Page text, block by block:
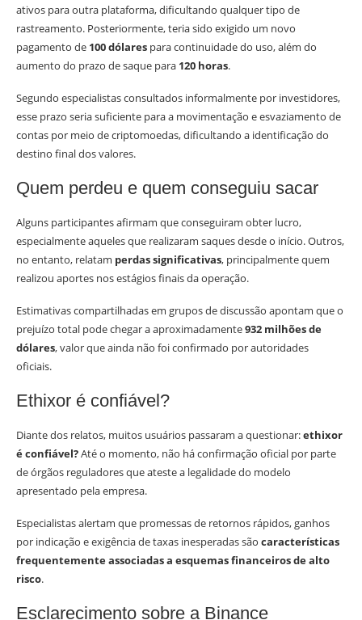
ativos para outra plataforma, dificultando qualquer tipo de
rastreamento. Posteriormente, teria sido exigido um novo
pagamento de 100 dólares para continuidade do uso, além do
aumento do prazo de saque para 120 horas.
Segundo especialistas consultados informalmente por investidores,
esse prazo seria suficiente para a movimentação e esvaziamento de
contas por meio de criptomoedas, dificultando a identificação do
destino final dos valores.
Quem perdeu e quem conseguiu sacar
Alguns participantes afirmam que conseguiram obter lucro,
especialmente aqueles que realizaram saques desde o início. Outros,
no entanto, relatam perdas significativas, principalmente quem
realizou aportes nos estágios finais da operação.
Estimativas compartilhadas em grupos de discussão apontam que o
prejuízo total pode chegar a aproximadamente932 milhões de
dólares, valor que ainda não foi confirmado por autoridades
oficiais.
Ethixor é confiável?
Diante dos relatos, muitos usuários passaram a questionar:ethixor
é confiável?Até o momento, não há confirmação oficial por parte
de órgãos reguladores que ateste a legalidade do modelo
apresentado pela empresa.
Especialistas alertam que promessas de retornos rápidos, ganhos
por indicação e exigência de taxas inesperadas são características
frequentemente associadas a esquemas financeiros de alto
risco.
Esclarecimento sobre a Binance